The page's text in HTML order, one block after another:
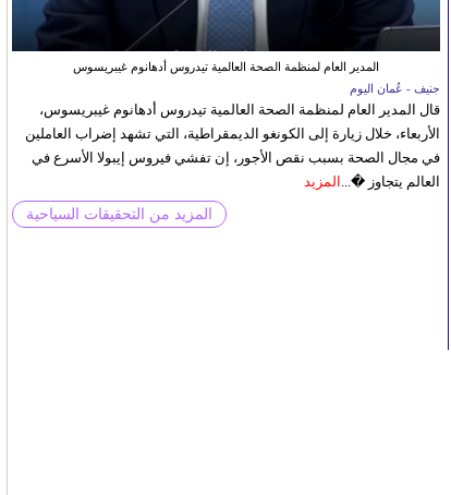
المدير العام لمنظمة الصحة العالمية تيدروس أدهانوم غيبريسوس
جنيف - عُمان اليوم
قال المدير العام لمنظمة الصحة العالمية تيدروس أدهانوم غيبريسوس،
الأربعاء، خلال زيارة إلى الكونغو الديمقراطية، التي تشهد إضراب العاملين
في مجال الصحة بسبب نقص الأجور، إن تفشي فيروس إيبولا الأسرع في
العالم يتجاوز �... المزيد
المزيد من التحقيقات السياحية